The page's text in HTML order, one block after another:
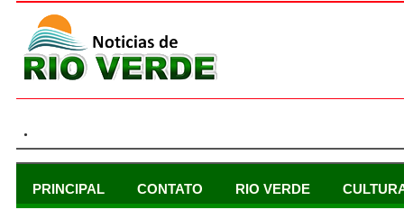
.
PRINCIPAL CONTATO RIO VERDE